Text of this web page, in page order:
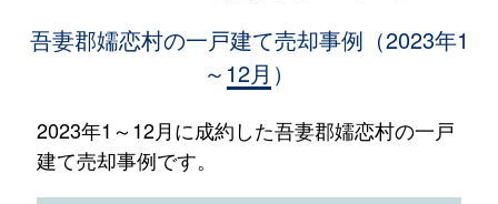
吾妻郡嬬恋村の一戸建て売却事例（2023年1
～12月）
2023年1～12月に成約した吾妻郡嬬恋村の一戸
建て売却事例です。